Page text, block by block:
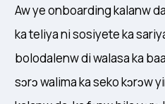
Aw ye onboarding kalanw
ka teliya ni sosiyete ka
bolodalenw di walasa ka
sɔrɔ walima ka seko kɔrɔw